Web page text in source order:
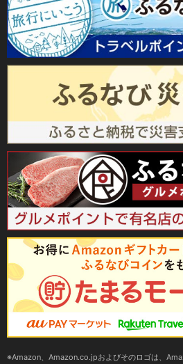
Amazon、Amazon.co.jpおよびそのロゴは、